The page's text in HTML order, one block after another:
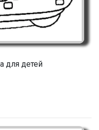
для детей